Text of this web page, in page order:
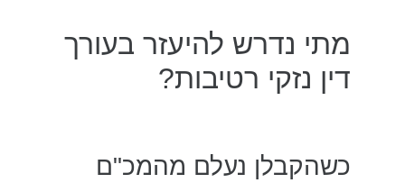
מתי נדרש להיעזר בעורך
דין נזקי רטיבות?
כשהקבלן נעלם מהמכ"ם